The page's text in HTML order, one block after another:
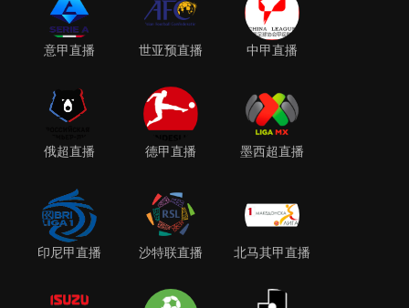
意甲直播 世亚预直播 中甲直播
俄超直播 德甲直播 墨西超直播
印尼甲直播 沙特联直播 北马其甲直播